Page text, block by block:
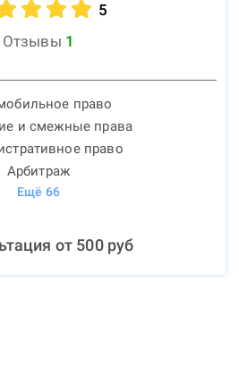
5
Отзывы 1
право
и смежные права
право
Арбитраж
Ещё 66
от 500руб